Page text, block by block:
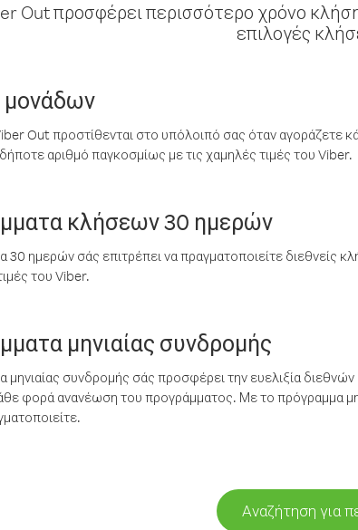
Out προσφέρει περισσότερο χρόνο
επιλογές
Out προστίθενται στο υπόλοιπό σας όταν αγοράζετε
αριθμό παγκοσμίως με τις χαμηλές τιμές του Viber.
κλήσεων 30 ημερών
30 ημερών σάς επιτρέπει να πραγματοποιείτε διεθνείς
του Viber.
μηνιαίας συνδρομής
μηνιαίας συνδρομής σάς προσφέρει την ευελιξία
φορά ανανέωση του προγράμματος. Με το πρόγραμμα
Αναζήτηση για